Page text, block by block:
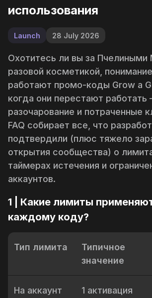
использования
Launch 28 July 2026
Охотитесь ли вы за Пчелиными
разовой косметикой,
работают промо-коды Grow a
когда они перестают работать
разочарование и потраченные
FAQ собирает все, что
подтвердили (плюс тяжело
открытия сообщества) о
таймерах истечения и
аккаунтов.
1 | Какие лимиты
каждому коду?
Тип лимита
Типичное
значение
На аккаунт
1 активация